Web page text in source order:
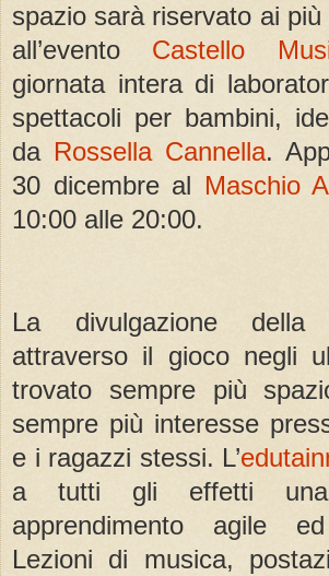
spazio sarà riservato ai
all’evento Castello
giornata intera di
spettacoli per bambini,
da Rossella Cannella.
30 dicembre al Maschio
10:00 alle 20:00.
La divulgazione della
attraverso il gioco negli
trovato sempre più
sempre più interesse
e i ragazzi stessi. L’
a tutti gli effetti
apprendimento agile
Lezioni di musica,